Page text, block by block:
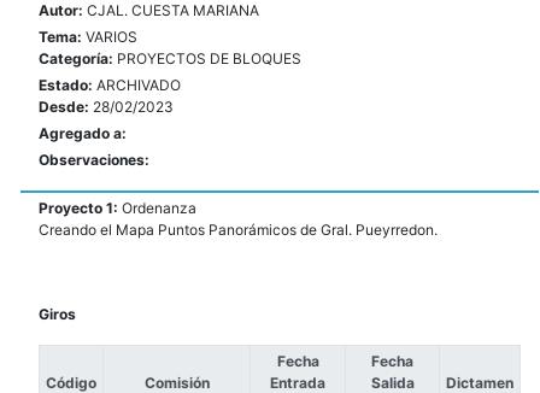
Autor: CJAL. CUESTA MARIANA
Tema: VARIOS
Categoría: PROYECTOS DE BLOQUES
Estado: ARCHIVADO
Desde: 28/02/2023
Agregado a:
Observaciones:
Proyecto 1: Ordenanza
Creando el Mapa Puntos Panorámicos de Gral. Pueyrredon.
Giros
Código Comisión
Fecha
Entrada
Fecha
Salida
Dictamen